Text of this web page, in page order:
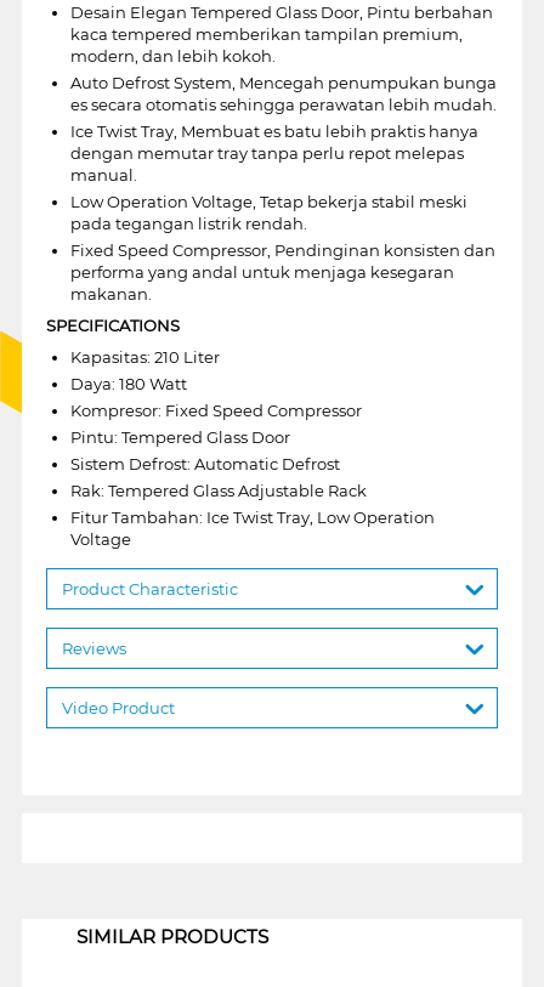
Desain Elegan Tempered Glass Door, Pintu berbahan
kaca tempered memberikan tampilan premium,
modern, dan lebih kokoh.
Auto Defrost System, Mencegah penumpukan bunga
es secara otomatis sehingga perawatan lebih mudah.
Ice Twist Tray, Membuat es batu lebih praktis hanya
dengan memutar tray tanpa perlu repot melepas
manual.
Low Operation Voltage, Tetap bekerja stabil meski
pada tegangan listrik rendah.
Fixed Speed Compressor, Pendinginan konsisten dan
performa yang andal untuk menjaga kesegaran
makanan.
SPECIFICATIONS
Kapasitas: 210 Liter
Daya: 180 Watt
Kompresor: Fixed Speed Compressor
Pintu: Tempered Glass Door
Sistem Defrost: Automatic Defrost
Rak: Tempered Glass Adjustable Rack
Fitur Tambahan: Ice Twist Tray, Low Operation
Voltage
Product Characteristic
Reviews
Video Product
SIMILAR PRODUCTS